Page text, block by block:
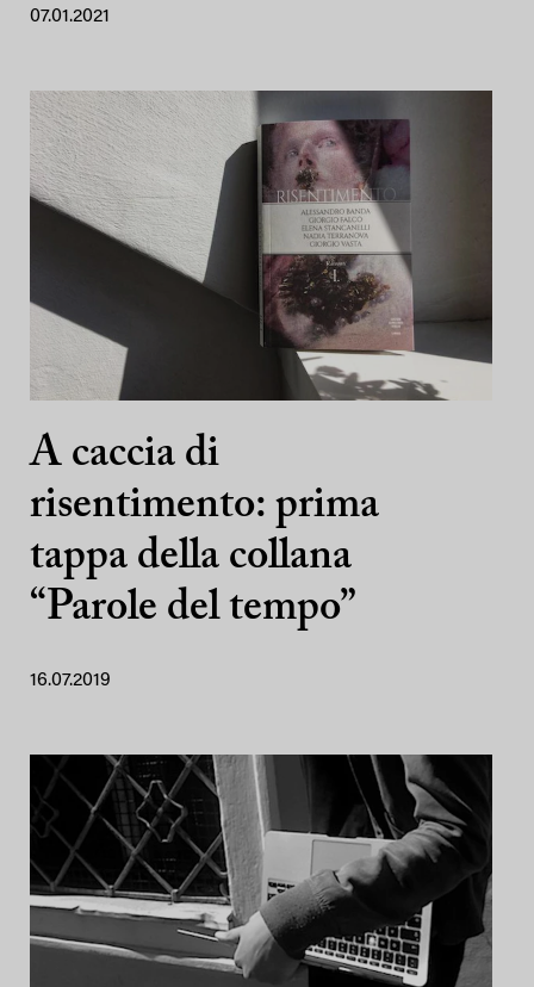
07.01.2021
A caccia di
risentimento: prima
tappa della collana
“Parole del tempo”
16.07.2019